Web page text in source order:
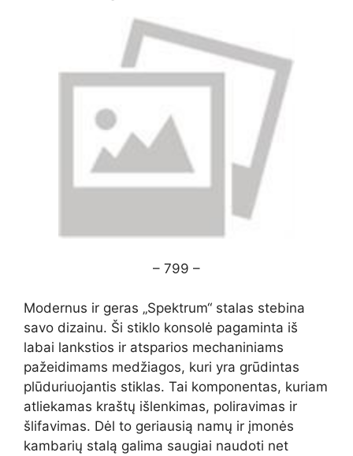
– 799 –
Modernus ir geras „Spektrum“ stalas stebina
savo dizainu. Ši stiklo konsolė pagaminta iš
labai lankstios ir atsparios mechaniniams
pažeidimams medžiagos, kuri yra grūdintas
plūduriuojantis stiklas. Tai komponentas, kuriam
atliekamas kraštų išlenkimas, poliravimas ir
šlifavimas. Dėl to geriausią namų ir įmonės
kambarių stalą galima saugiai naudoti net